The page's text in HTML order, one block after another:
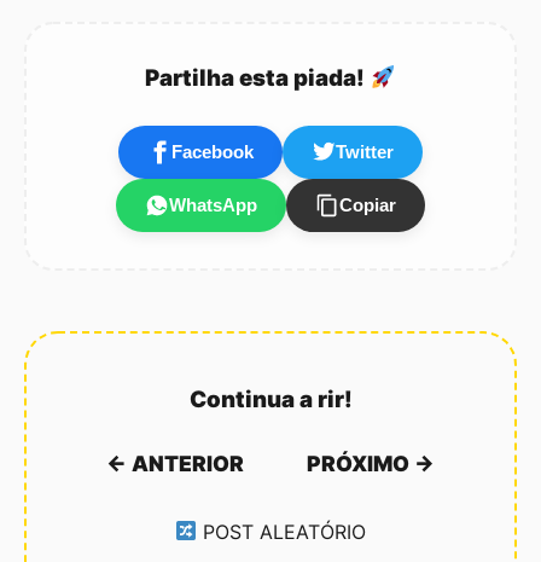
Partilha esta piada!
Facebook Twitter
WhatsApp Copiar
Continua a rir!
← ANTERIOR PRÓXIMO →
POST ALEATÓRIO